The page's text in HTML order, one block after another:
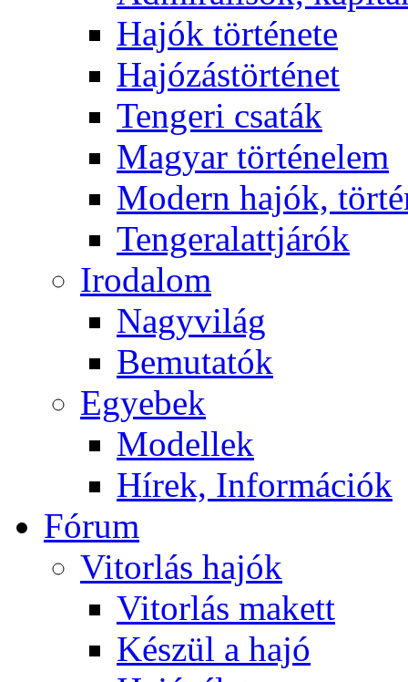
Hajók története
Hajózástörténet
Tengeri csaták
Magyar történelem
Modern hajók,
Tengeralattjárók
Irodalom
Nagyvilág
Bemutatók
Egyebek
Modellek
Hírek, Információk
Fórum
Vitorlás hajók
Vitorlás makett
Készül a hajó